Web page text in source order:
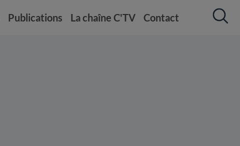
Publications La chaîne C'TV Contact